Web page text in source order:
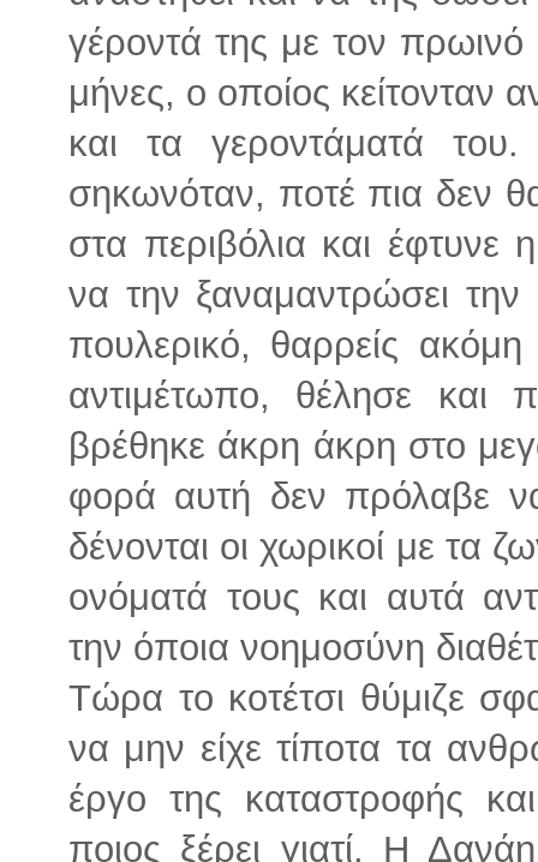
γέροντά της με τον
μήνες, ο οποίος κείτονταν
και τα γεροντάματά
σηκωνόταν, ποτέ πια δεν
στα περιβόλια και έφτυνε
να την ξαναμαντρώσει την
πουλερικό, θαρρείς
αντιμέτωπο, θέλησε και
βρέθηκε άκρη άκρη στο
φορά αυτή δεν πρόλαβε
δένονται οι χωρικοί με τα
ονόματά τους και αυτά
την όποια νοημοσύνη
Τώρα το κοτέτσι θύμιζε
να μην είχε τίποτα τα
έργο της καταστροφής
ποιος ξέρει γιατί. Η